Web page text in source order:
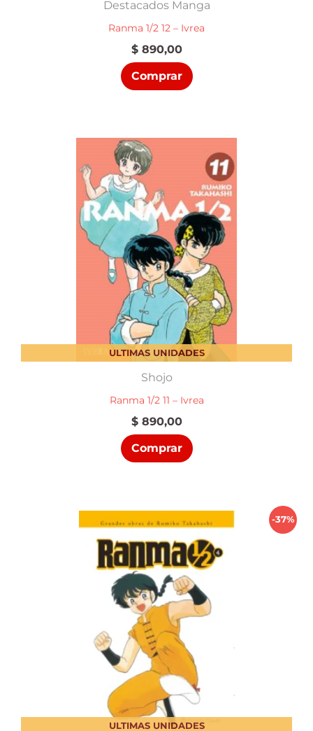
Destacados Manga
Ranma 1/2 12 – Ivrea
$890,00
Comprar
ULTIMAS UNIDADES
Shojo
Ranma 1/2 11 – Ivrea
$890,00
Comprar
-37%
ULTIMAS UNIDADES